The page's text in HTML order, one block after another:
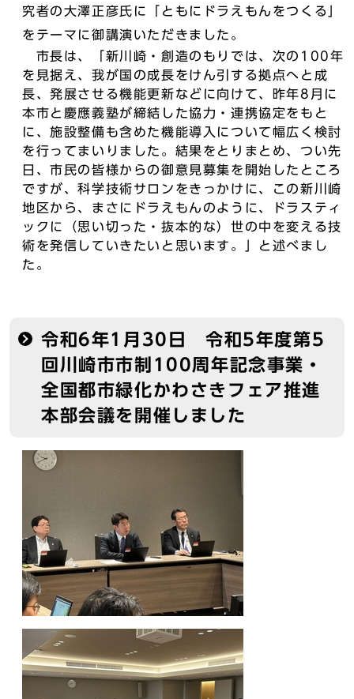
究者の大澤正彦氏に「ともにドラえもんをつくる」
をテーマに御講演いただきました。
市長は、「新川崎・創造のもりでは、次の100年
を見据え、我が国の成長をけん引する拠点へと成
長、発展させる機能更新などに向けて、昨年8月に
本市と慶應義塾が締結した協力・連携協定をもと
に、施設整備も含めた機能導入について幅広く検討
を行ってまいりました。結果をとりまとめ、つい先
日、市民の皆様からの御意見募集を開始したところ
ですが、科学技術サロンをきっかけに、この新川崎
地区から、まさにドラえもんのように、ドラスティ
ックに（思い切った・抜本的な）世の中を変える技
術を発信していきたいと思います。」と述べまし
た。
令和6年1月30日 令和5年度第5
回川崎市市制100周年記念事業・
全国都市緑化かわさきフェア推進
本部会議を開催しました